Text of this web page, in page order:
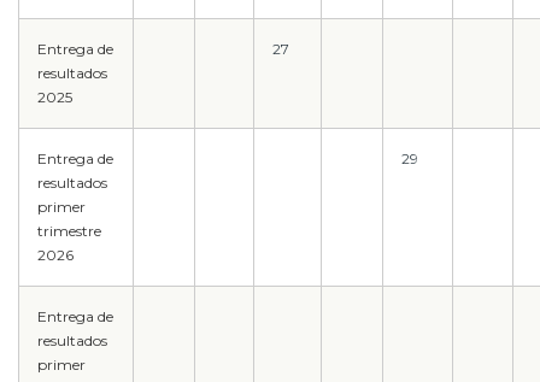
Entrega de
resultados
2025
27
Entrega de
resultados
primer
trimestre
2026
29
Entrega de
resultados
primer